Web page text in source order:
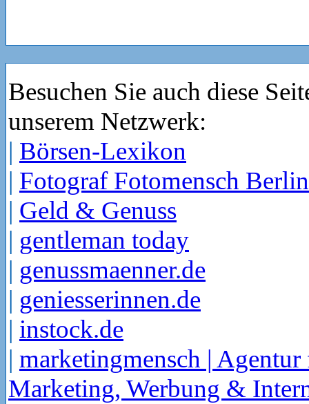
Besuchen Sie auch diese
unserem Netzwerk:
| Börsen-Lexikon
| Fotograf Fotomensch Berlin
| Geld & Genuss
| gentleman today
| genussmaenner.de
| geniesserinnen.de
| instock.de
| marketingmensch | Agentur
Marketing, Werbung &